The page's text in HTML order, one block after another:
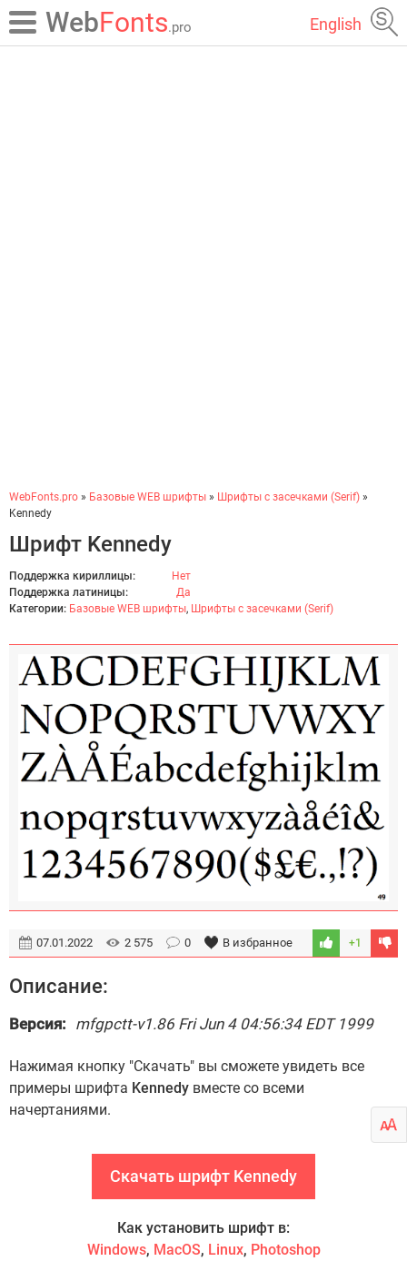
WebFonts.pro English
WebFonts.pro » Базовые WEB шрифты » Шрифты с засечками (Serif) »
Kennedy
Шрифт Kennedy
Поддержка кириллицы:
Нет
Поддержка латиницы:
Да
Категории: Базовые WEB шрифты, Шрифты с засечками (Serif)
07.01.2022 2 575 0 В избранное +1
Описание:
Версия: mfgpctt-v1.86 Fri Jun 4 04:56:34 EDT 1999
Нажимая кнопку "Скачать" вы сможете увидеть все
примеры шрифта Kennedy вместе со всеми
начертаниями.
Скачать шрифт Kennedy
Как установить шрифт в:
Windows, MacOS, Linux, Photoshop